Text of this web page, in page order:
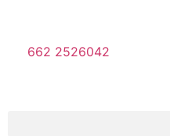
662 2526042